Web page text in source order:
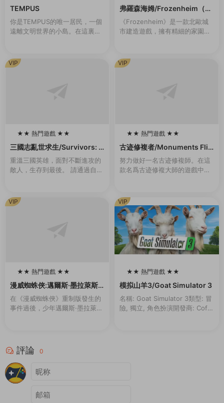
TEMPUS
你是TEMPUS的唯一居民，一個
遠離文明世界的小島。在這裏，
現，伴随着雷鳴般的聲音。從那
一刻起，一切都變...
100
弗羅森海姆/Frozenheim（v1.
2.0.1）
《Frozenheim》是一款北歐城
市建造遊戲，擁有精細的家園管
難險阻，跨越季節，年複一年地
發展壯大。建...
★★ 熱門遊戲 ★★
三國志亂世求生/Survivors: T
hree Kingdoms（Build.993
0442-1.1）
重溫三國英雄，面對不斷進攻的
敵人，生存到最後。 請通過自己
副官出生入死，再次成爲在曆史
戰場上不斷成長的...
VIP
★★ 熱門遊戲 ★★
100
古迹修複者/Monuments Flip
per
努力做好一名古迹修複師。在這
款名爲古迹修複大師的遊戲中你
你将在世界上最偉大的古建築中
選出你要進行修複的那...
VIP
★★ 熱門遊戲 ★★
100
漫威蜘蛛俠:邁爾斯·墨拉萊斯
的崛起/Marvel’s Spider-Ma
n: Miles Morales
在《漫威蜘蛛俠》重制版發生的
事件過後，少年邁爾斯·墨拉萊斯
激烈的權力鬥争威...
VIP
★★ 熱門遊戲 ★★
100
模拟山羊3/Goat Simulator 3
名稱: Goat Simulator 3類型: 冒
險, 獨立, 角色扮演開發商: Coffe
VIP
評論 0